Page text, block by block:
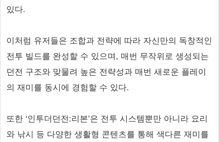
있다.
이처럼 유저들은 조합과 전략에 따라 자신만의 독창적인
전투 빌드를 완성할 수 있으며, 매번 무작위로 생성되는
던전 구조와 맞물려 높은 전략성과 매번 새로운 플레이
의 재미를 동시에 경험할 수 있다.
또한 ‘인투더던전:리본’은 전투 시스템뿐만 아니라 요리
와 낚시 등 다양한 생활형 콘텐츠를 통해 색다른 재미를